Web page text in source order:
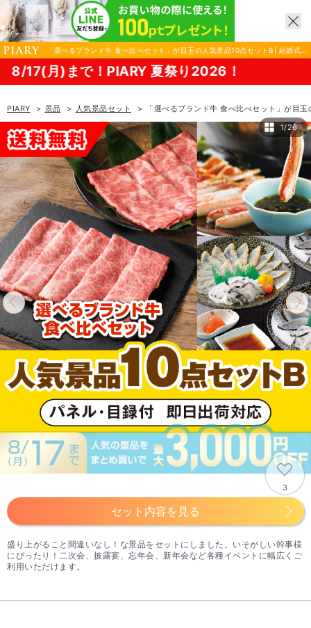
「選べるブランド牛 食べ比べセット」が目玉の人気景品10点セットB| 結婚式
二次会 忘年会におすすめ！|景品ならPIARY（ピアリー）
夏祭り2026！
PIARY 景品 人気景品セット
「選べるブランド牛 食べ比べセット」が目
1/26
3
セット内容を見る
盛り上がること間違いなし！な景品をセットにしました。いそがしい幹事様
にぴったり！二次会、披露宴、忘年会、新年会など各種イベントに幅広くご
利用いただけます。